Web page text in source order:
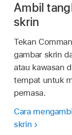
Ambil
skrin
Tekan
gambar skrin
atau kawasan
tempat untuk
pemasa.
Cara
skrin